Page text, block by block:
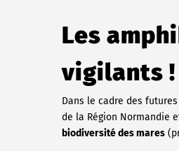
Les
vigilants !
Dans le cadre des
de la Région Normandie
biodiversité des mares